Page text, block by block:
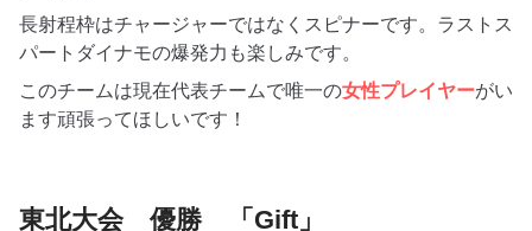
長射程枠はチャージャーではなくスピナーです。ラストス
パートダイナモの爆発力も楽しみです。
このチームは現在代表チームで唯一の女性プレイヤーがい
ます頑張ってほしいです！
東北大会 優勝 「Gift」